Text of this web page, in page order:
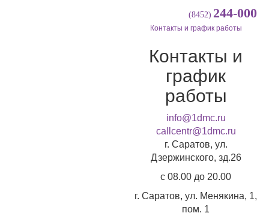
(8452) 244-000
Контакты и график работы
Контакты и
график
работы
info@1dmc.ru
callcentr@1dmc.ru
г. Саратов, ул.
Дзержинского, зд.26
c 08.00 до 20.00
г. Саратов, ул. Менякина, 1,
пом. 1